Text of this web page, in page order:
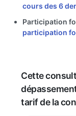
cours des 6
Participation
participation
Cette
tarif de la